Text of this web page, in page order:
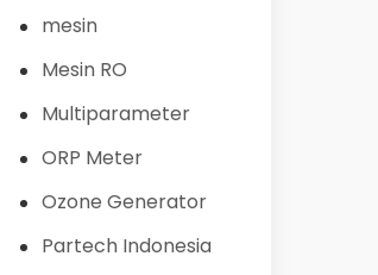
mesin
Mesin RO
Multiparameter
ORP Meter
Ozone Generator
Partech Indonesia